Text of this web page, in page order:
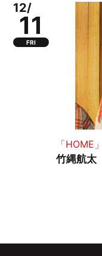
12/
11
FRI
「HOME」
竹縄航太